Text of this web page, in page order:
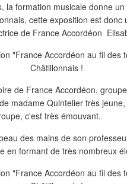
la formation musicale donne
cette exposition est
de France Accordéon
de France Accordéon,
madame Quintelier très
c'est très émouvant.
des mains de son
en formant de très nombreux